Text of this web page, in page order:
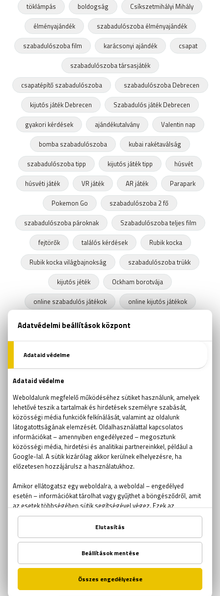
töklámpás
boldogság
Csíkszetmihályi Mihály
élményajándék
szabadulószoba élményajándék
szabadulószoba film
karácsonyi ajándék
csapat
szabadulószoba társasjáték
csapatépítő szabadulószoba
szabadulószoba Debrecen
kijutós játék Debrecen
Szabadulós játék Debrecen
gyakori kérdések
ajándékutalvány
Valentin nap
bomba szabadulószoba
kubai rakétaválság
szabadulószoba tipp
kijutós játék tipp
húsvét
húsvéti játék
VR játék AR játék
Parapark
Pokemon Go
szabadulószoba 2 fő
szabadulószoba pároknak
Szabadulószoba teljes film
fejtörők
találós kérdések
Rubik kocka
Rubik kocka világbajnokság
szabadulószoba trükk
kijutós jéték
Ockham borotvája
online szabadulós játékok
online kijutós játékok
kijutós játékok
szabadulós játékok
aknakereső
passziánsz torpedó
amőba
ötödölő
szabadulószoba gyerekeknek
betörő
iskolai szabadulószoba
találós kérdés
csapda
labirintus
Sissi szabadulószoba
out of the box
csapatépítés
kocsmakvíz
Csíkszentmihályi Mihály
szabadulószoba kupon
szabadulószoba tűz
Schindler listája szabadulószoba
Harry Potter szabadulószoba
online szabadulószoba
Végjáték szabadulószoba
Endgame szabadulószoba